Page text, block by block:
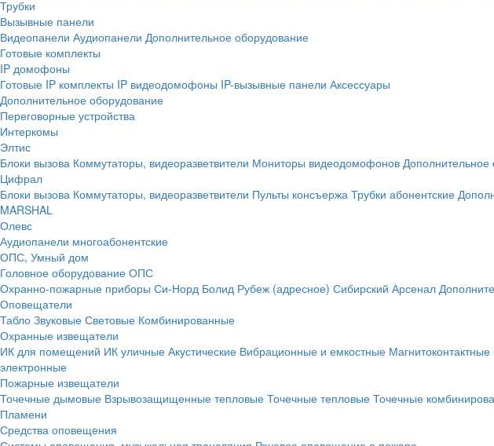
Трубки
Вызывные панели
Видеопанели Аудиопанели Дополнительное оборудование
Готовые комплекты
IP домофоны
Готовые IP комплекты IP видеодомофоны IP-вызывные панели Аксессуары
Дополнительное оборудование
Переговорные устройства
Интеркомы
Элтис
Блоки вызова Коммутаторы, видеоразветвители Мониторы видеодомофонов Дополнительное
Цифрал
Блоки вызова Коммутаторы, видеоразветвители Пульты консъержа Трубки абонентские
MARSHAL
Олевс
Аудиопанели многоабонентские
ОПС, Умный дом
Головное оборудование ОПС
Охранно-пожарные приборы Си-Норд Болид Рубеж (адресное) Сибирский Арсенал
Оповещатели
Табло Звуковые Световые Комбинированные
Охранные извещатели
ИК для помещений ИК уличные Акустические Вибрационные и емкостные Магнитоконтактные
электронные
Пожарные извещатели
Точечные дымовые Взрывозащищенные тепловые Точечные тепловые Точечные
Пламени
Средства оповещения